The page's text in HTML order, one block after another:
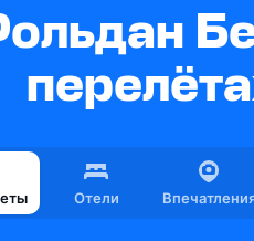
Отели